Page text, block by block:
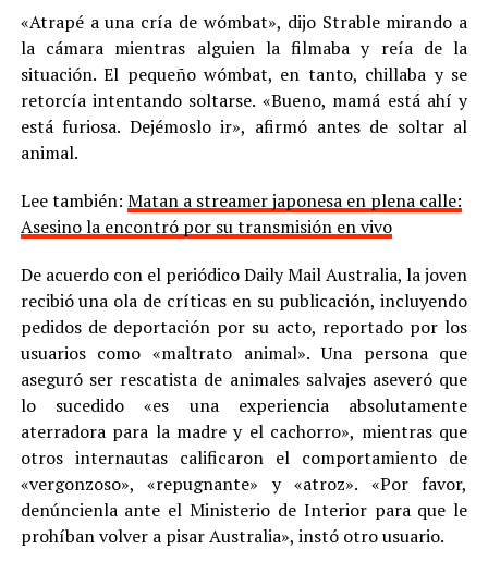
«Atrapé a una cría de wómbat», dijo Strable mirando a
la cámara mientras alguien la filmaba y reía de la
situación. El pequeño wómbat, en tanto, chillaba y se
retorcía intentando soltarse. «Bueno, mamá está ahí y
está furiosa. Dejémoslo ir», afirmó antes de soltar al
animal.
Lee también: Matan a streamer japonesa en plena calle:
Asesino la encontró por su transmisión en vivo
De acuerdo con el periódico Daily Mail Australia, la joven
recibió una ola de críticas en su publicación, incluyendo
pedidos de deportación por su acto, reportado por los
usuarios como «maltrato animal». Una persona que
aseguró ser rescatista de animales salvajes aseveró que
lo sucedido «es una experiencia absolutamente
aterradora para la madre y el cachorro», mientras que
otros internautas calificaron el comportamiento de
«vergonzoso», «repugnante» y «atroz». «Por favor,
denúncienla ante el Ministerio de Interior para que le
prohíban volver a pisar Australia», instó otro usuario.